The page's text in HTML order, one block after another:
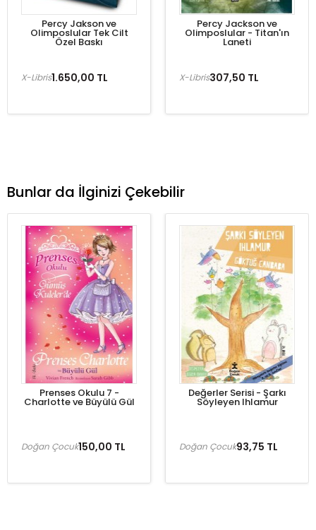
Percy Jakson ve
Olimposlular Tek Cilt
Özel Baskı
1.650,00 TL
X-Libris
Percy Jackson ve
Olimposlular - Titan'ın
Laneti
307,50 TL
X-Libris
Bunlar da İlginizi Çekebilir
Prenses Okulu 7 -
Charlotte ve Büyülü Gül
150,00 TL
Doğan Çocuk
Değerler Serisi - Şarkı
Söyleyen Ihlamur
93,75 TL
Doğan Çocuk